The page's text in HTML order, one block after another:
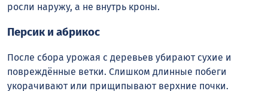
росли наружу, а не внутрь кроны.
Персик и абрикос
После сбора урожая с деревьев убирают сухие и
повреждённые ветки. Слишком длинные побеги
укорачивают или прищипывают верхние почки.